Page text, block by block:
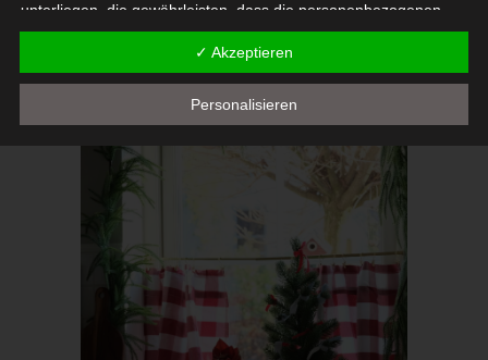
unterliegen, die gewährleisten, dass die personenbezogenen
Daten nicht einer identifizierten oder identifizierbaren natürlichen
Person zugewiesen werden.
Verarbeitung Verantwortlicher
Verantwortlicher oder für die Verarbeitung Verantwortlicher ist
die natürliche oder juristische Person, Behörde, Einrichtung oder
andere Stelle, die allein oder gemeinsam mit anderen über die
Daten entscheidet. Sind die Zwecke und Mittel dieser
Verarbeitung durch das Unionsrecht oder das Recht der
Mitgliedstaaten vorgegeben, so kann der Verantwortliche
beziehungsweise können die bestimmten Kriterien seiner
Benennung nach dem Unionsrecht oder dem Recht der
✓ Akzeptieren
Personalisieren